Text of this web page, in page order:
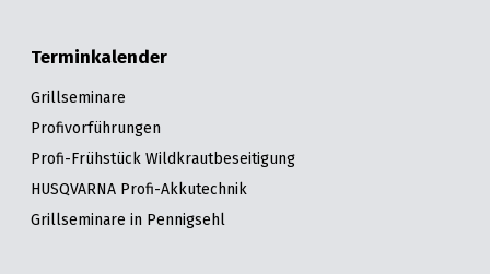
Terminkalender
Grillseminare
Profivorführungen
Profi-Frühstück Wildkrautbeseitigung
HUSQVARNA Profi-Akkutechnik
Grillseminare in Pennigsehl